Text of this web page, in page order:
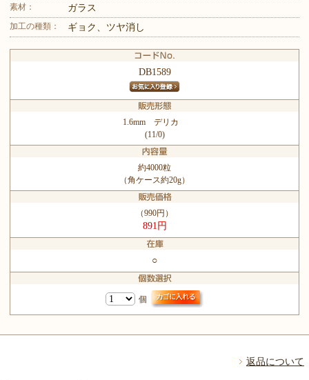
素材： ガラス
加工の種類： ギョク、ツヤ消し
DB1589
1.6mm デリカ
(11/0)
約4000粒
（角ケース約20g）
（990円）
891円
○
個
返品について